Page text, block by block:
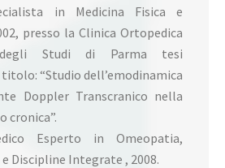
in Medicina Fisica e
presso la Clinica Ortopedica
degli Studi di Parma tesi
“Studio dell’emodinamica
Doppler Transcranico nella
cronica”.
Esperto in Omeopatia,
Discipline Integrate , 2008.